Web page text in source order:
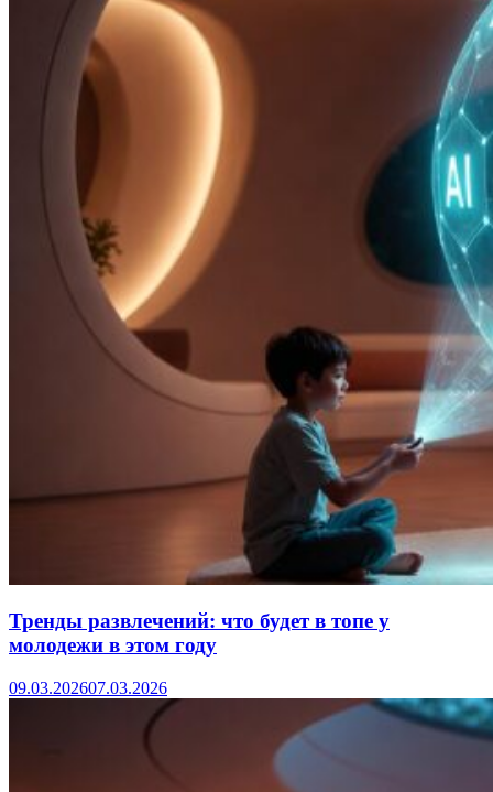
Тренды развлечений: что будет в топе у
молодежи в этом году
09.03.202607.03.2026